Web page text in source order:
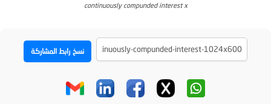
continuously compunded interest x
نسخ رابط المشاركة